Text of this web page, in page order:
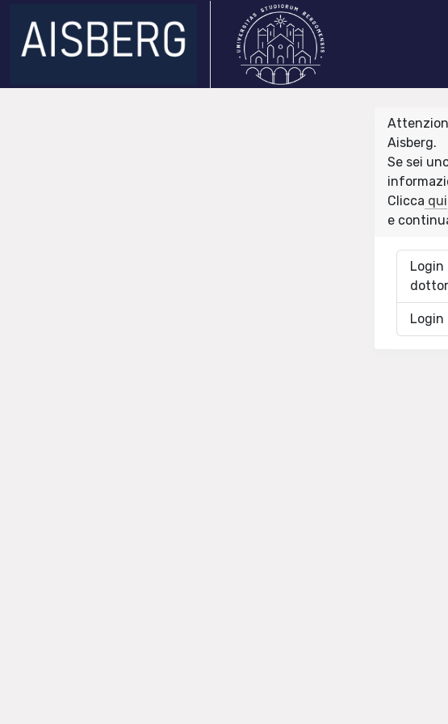
Aisberg.
Se sei
Clicca qui
e
Login